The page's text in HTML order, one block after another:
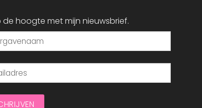
de hoogte met mijn nieuwsbrief.